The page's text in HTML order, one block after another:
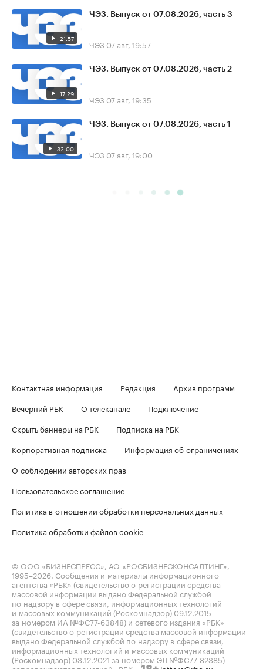
21:57
ЧЭЗ. Выпуск от 07.08.2026, часть 3
ЧЭЗ 07 авг, 19:57
17:29
ЧЭЗ. Выпуск от 07.08.2026, часть 2
ЧЭЗ 07 авг, 19:35
32:00
ЧЭЗ. Выпуск от 07.08.2026, часть 1
ЧЭЗ 07 авг, 19:00
Контактная информация Редакция
Архив программ
Вечерний РБК
О телеканале
Подключение
Скрыть баннеры на РБК
Подписка на РБК
Корпоративная подписка
Информация об ограничениях
О соблюдении авторских прав
Пользовательское соглашение
Политика в отношении обработки персональных данных
Политика обработки файлов cookie
© ООО «БИЗНЕСПРЕСС», АО «РОСБИЗНЕСКОНСАЛТИНГ»,
1995–2026 . Сообщения и материалы информационного
агентства «РБК» (свидетельство о регистрации средства
массовой информации выдано Федеральной службой
по надзору в сфере связи, информационных технологий
и массовых коммуникаций (Роскомнадзор) 09.12.2015
за номером ИА №ФС77-63848) и сетевого издания «РБК»
(свидетельство о регистрации средства массовой информации
выдано Федеральной службой по надзору в сфере связи,
информационных технологий и массовых коммуникаций
(Роскомнадзор) 03.12.2021 за номером ЭЛ №ФС77-82385)